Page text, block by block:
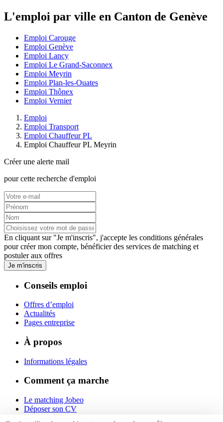
L'emploi par ville en Canton de Genève
Emploi Carouge
Emploi Genève
Emploi Lancy
Emploi Le Grand-Saconnex
Emploi Meyrin
Emploi Plan-les-Ouates
Emploi Thônex
Emploi Vernier
Emploi
Emploi Transport
Emploi Chauffeur PL
Emploi Chauffeur PL Meyrin
Créer une alerte mail
pour cette recherche d'emploi
En cliquant sur "Je m'inscris", j'accepte les conditions générales
pour créer mon compte, bénéficier des services de matching et
postuler aux offres
Je m'inscris
Conseils emploi
Offres d’emploi
Actualités
Pages entreprise
À propos
Informations légales
Comment ça marche
Le matching Jobeo
Déposer son CV